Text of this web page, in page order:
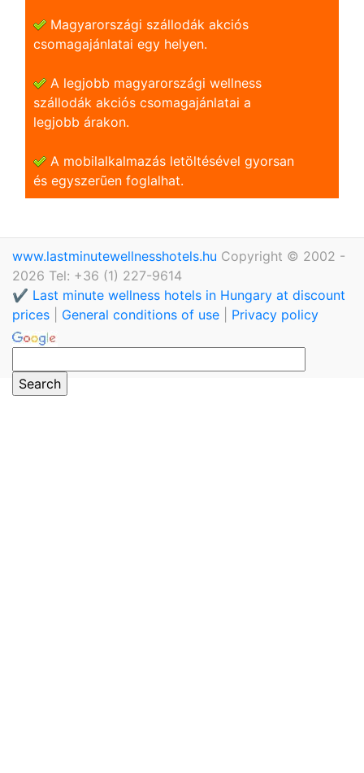
Magyarországi szállodák akciós
csomagajánlatai egy helyen.
A legjobb magyarországi wellness
szállodák akciós csomagajánlatai a
legjobb árakon.
A mobilalkalmazás letöltésével gyorsan
és egyszerũen foglalhat.
www.lastminutewellnesshotels.hu Copyright © 2002 -
2026 Tel: +36 (1) 227-9614
✔️ Last minute wellness hotels in Hungary at discount
prices
General conditions of use Privacy policy